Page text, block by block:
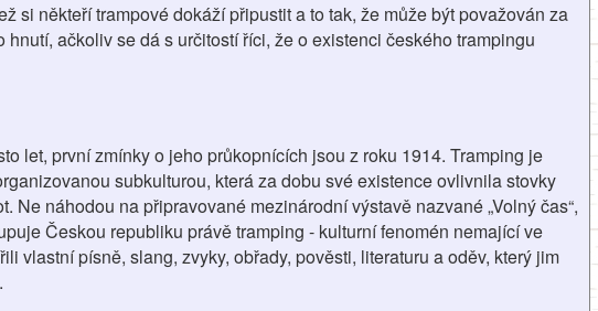
si někteří trampové dokáží připustit a to tak, že může být považován za
ačkoliv se dá s určitostí říci, že o existenci českého trampingu
let, první zmínky o jeho průkopnících jsou z roku 1914. Tramping je
subkulturou, která za dobu své existence ovlivnila stovky
Ne náhodou na připravované mezinárodní výstavě nazvané „Volný čas“,
Českou republiku právě tramping - kulturní fenomén nemající ve
vlastní písně, slang, zvyky, obřady, pověsti, literaturu a oděv, který jim